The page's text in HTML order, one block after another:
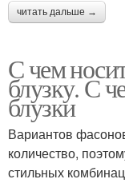
читать дальше →
С чем
блузку. С
блузки
Вариантов
количество,
стильных